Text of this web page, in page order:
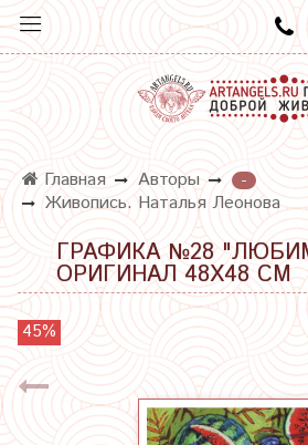
Главная Авторы
-
Живопись. Наталья Леонова
ГРАФИКА №28
ОРИГИНАЛ 48Х48 СМ
45%